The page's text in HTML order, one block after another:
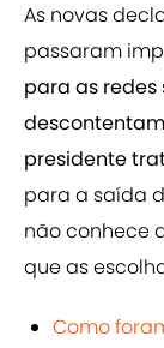
As novas
passaram
para as redes
presidente
para a saída
não conhece
que as
Como